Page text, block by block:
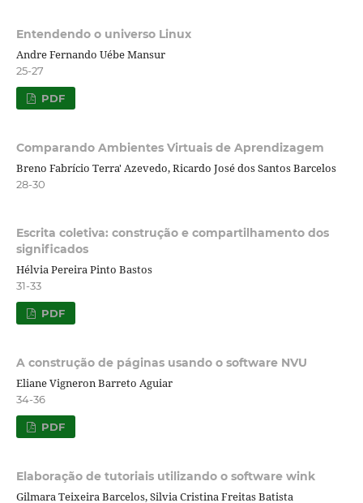
Entendendo o universo Linux
Andre Fernando Uébe Mansur
25-27
PDF
Comparando Ambientes Virtuais de Aprendizagem
Breno Fabrício Terra' Azevedo, Ricardo José dos Santos Barcelos
28-30
Escrita coletiva: construção e compartilhamento dos
significados
Hélvia Pereira Pinto Bastos
31-33
PDF
A construção de páginas usando o software NVU
Eliane Vigneron Barreto Aguiar
34-36
PDF
Elaboração de tutoriais utilizando o software wink
Gilmara Teixeira Barcelos, Silvia Cristina Freitas Batista